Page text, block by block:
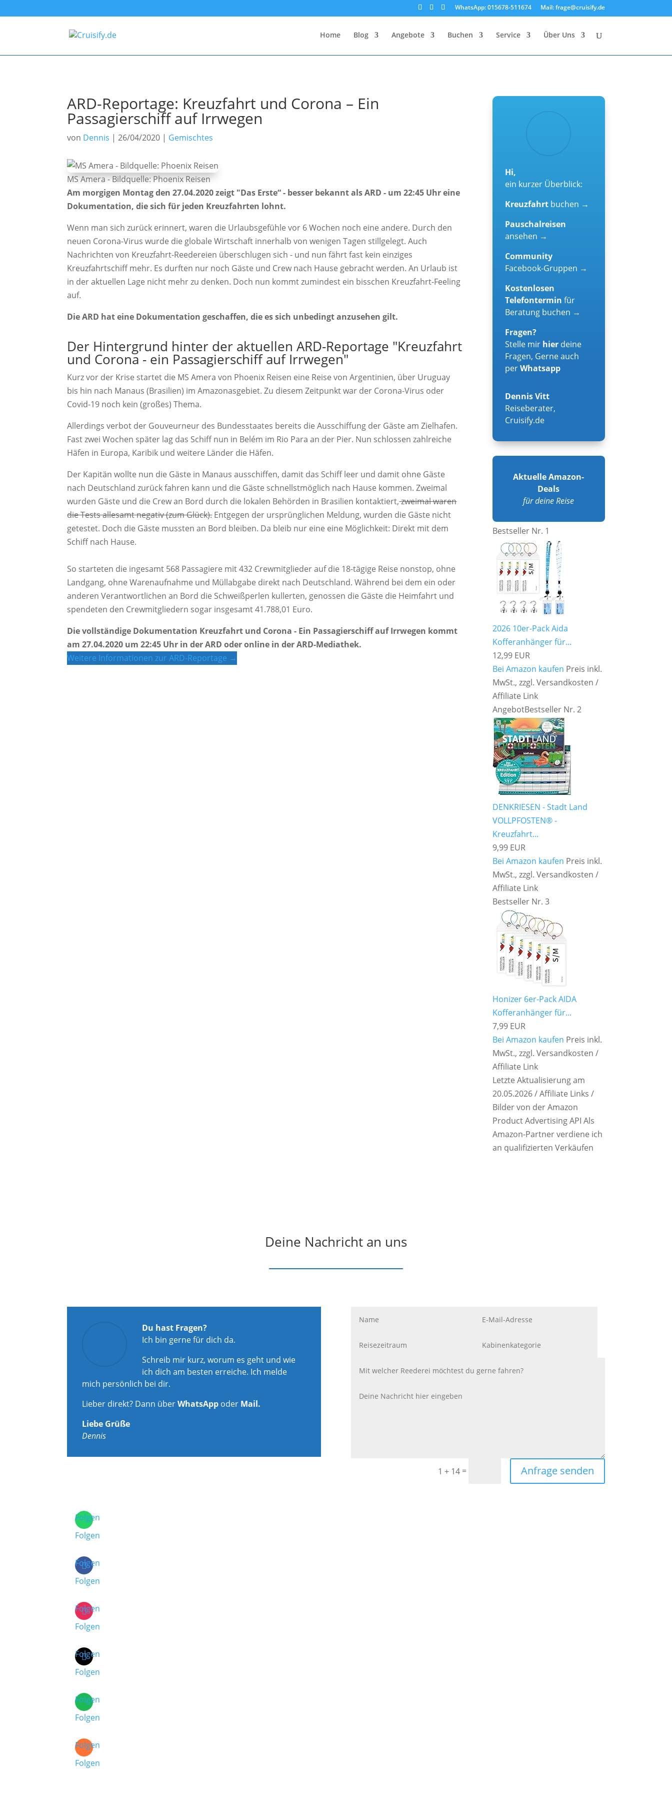
WhatsApp: 015678-511674 Mail: frage@cruisify.de
Home Blog Angebote Buchen Service Über Uns
ARD-Reportage: Kreuzfahrt und Corona – Ein
Passagierschiff auf Irrwegen
von Dennis |26/04/2020 | Gemischtes
MS Amera - Bildquelle: Phoenix Reisen
Am morgigen Montag den 27.04.2020 zeigt "Das Erste“ - besser bekannt als ARD - um 22:45 Uhr eine
Dokumentation, die sich für jeden Kreuzfahrten lohnt.
Wenn man sich zurück erinnert, waren die Urlaubsgefühle vor 6 Wochen noch eine andere. Durch den
neuen Corona-Virus wurde die globale Wirtschaft innerhalb von wenigen Tagen stillgelegt. Auch
Nachrichten von Kreuzfahrt-Reedereien überschlugen sich - und nun fährt fast kein einziges
Kreuzfahrtschiff mehr. Es durften nur noch Gäste und Crew nach Hause gebracht werden. An Urlaub ist
in der aktuellen Lage nicht mehr zu denken. Doch nun kommt zumindest ein bisschen Kreuzfahrt-Feeling
auf.
Die ARD hat eine Dokumentation geschaffen, die es sich unbedingt anzusehen gilt.
Der Hintergrund hinter der aktuellen ARD-Reportage "Kreuzfahrt
und Corona - ein Passagierschiff auf Irrwegen"
Kurz vor der Krise startet die MS Amera von Phoenix Reisen eine Reise von Argentinien, über Uruguay
bis hin nach Manaus (Brasilien) im Amazonasgebiet. Zu diesem Zeitpunkt war der Corona-Virus oder
Covid-19 noch kein (großes) Thema.
Allerdings verbot der Gouveurneur des Bundesstaates bereits die Ausschiffung der Gäste am Zielhafen.
Fast zwei Wochen später lag das Schiff nun in Belém im Rio Para an der Pier. Nun schlossen zahlreiche
Häfen in Europa, Karibik und weitere Länder die Häfen.
Der Kapitän wollte nun die Gäste in Manaus ausschiffen, damit das Schiff leer und damit ohne Gäste
nach Deutschland zurück fahren kann und die Gäste schnellstmöglich nach Hause kommen. Zweimal
wurden Gäste und die Crew an Bord durch die lokalen Behörden in Brasilien kontaktiert,zweimal waren
die Tests allesamt negativ (zum Glück).Entgegen der ursprünglichen Meldung, wurden die Gäste nicht
getestet. Doch die Gäste mussten an Bord bleiben. Da bleib nur eine eine Möglichkeit: Direkt mit dem
Schiff nach Hause.
So starteten die ingesamt 568 Passagiere mit 432 Crewmitglieder auf die 18-tägige Reise nonstop, ohne
Landgang, ohne Warenaufnahme und Müllabgabe direkt nach Deutschland. Während bei dem ein oder
anderen Verantwortlichen an Bord die Schweißperlen kullerten, genossen die Gäste die Heimfahrt und
spendeten den Crewmitgliedern sogar insgesamt 41.788,01 Euro.
Die vollständige Dokumentation Kreuzfahrt und Corona - Ein Passagierschiff auf Irrwegen kommt
am 27.04.2020 um 22:45 Uhr in der ARD oder online in der ARD-Mediathek.
Weitere Informationen zur ARD-Reportage →
Hi,
ein kurzer Überblick:
Kreuzfahrt buchen →
Pauschalreisen
ansehen →
Community
Facebook-Gruppen →
Kostenlosen
Telefonterminfür
Beratung buchen →
Fragen?
Stelle mir hier deine
Fragen, Gerne auch
perWhatsapp
Dennis Vitt
Reiseberater,
Cruisify.de
Aktuelle Amazon-
Deals
für deine Reise
Bestseller Nr. 1
2026 10er-Pack Aida
Kofferanhänger für...
12,99 EUR
Bei Amazon kaufen Preis inkl.
MwSt., zzgl. Versandkosten /
Affiliate Link
AngebotBestseller Nr. 2
DENKRIESEN - Stadt Land
VOLLPFOSTEN® -
Kreuzfahrt...
9,99 EUR
Bei Amazon kaufen Preis inkl.
MwSt., zzgl. Versandkosten /
Affiliate Link
Bestseller Nr. 3
Honizer 6er-Pack AIDA
Kofferanhänger für...
7,99 EUR
Bei Amazon kaufen Preis inkl.
MwSt., zzgl. Versandkosten /
Affiliate Link
Letzte Aktualisierung am
20.05.2026 / Affiliate Links /
Bilder von der Amazon
Product Advertising API Als
Amazon-Partner verdiene ich
an qualifizierten Verkäufen
Deine Nachricht an uns
Du hast Fragen?
Ich bin gerne für dich da.
Schreib mir kurz, worum es geht und wie
ich dich am besten erreiche. Ich melde
mich persönlich bei dir.
Lieber direkt? Dann überWhatsApp oder Mail.
Liebe Grüße
Dennis
1 + 14= Anfrage senden
Folgen
Folgen
Folgen
Folgen
Folgen
Folgen
Folgen
Folgen
Folgen
Folgen
Folgen
Folgen